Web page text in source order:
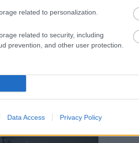
related to personalization.
related to security, including
prevention, and other user protection.
Data Access Privacy Policy